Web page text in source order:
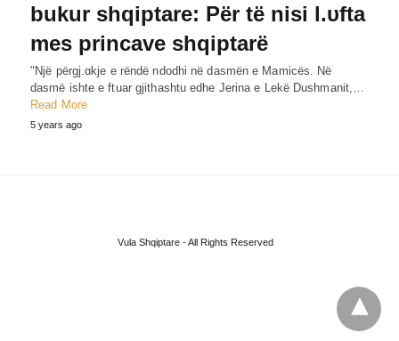
bukur shqiptare: Për të nisi l.υfta
mes princave shqiptarë
"Një përgj.ɑkje e rëndë ndodhi në dasmën e Mamicës. Në
dasmë ishte e ftuar gjithashtu edhe Jerina e Lekë Dushmanit,…
Read More
5 years ago
Vula Shqiptare - All Rights Reserved